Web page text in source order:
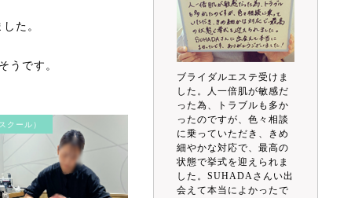
ブライダルエステ受けま
した。人一倍肌が敏感だ
った為、トラブルも多か
ったのですが、色々相談
に乗っていただき、きめ
細やかな対応で、最高の
状態で挙式を迎えられま
した。SUHADAさんい出
会えて本当によかったで
た。
うです。
クール）